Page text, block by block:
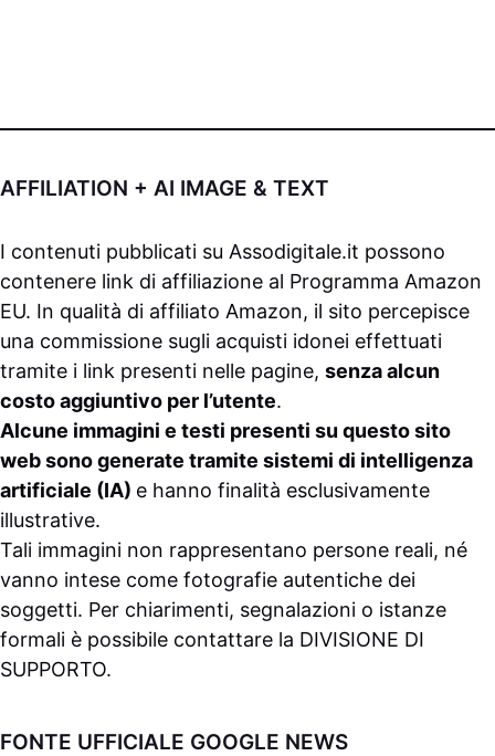
AFFILIATION + AI IMAGE & TEXT
I contenuti pubblicati su Assodigitale.it possono
contenere link di affiliazione al Programma Amazon
EU. In qualità di affiliato Amazon, il sito percepisce
una commissione sugli acquisti idonei effettuati
tramite i link presenti nelle pagine, senza alcun
costo aggiuntivo per l’utente.
Alcune immagini e testi presenti su questo sito
web sono generate tramite sistemi di intelligenza
artificiale (IA) e hanno finalità esclusivamente
illustrative.
Tali immagini non rappresentano persone reali, né
vanno intese come fotografie autentiche dei
soggetti. Per chiarimenti, segnalazioni o istanze
formali è possibile contattare la DIVISIONE DI
SUPPORTO.
FONTE UFFICIALE GOOGLE NEWS